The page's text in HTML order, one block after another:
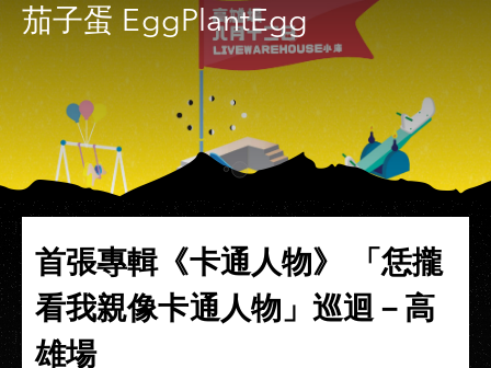
茄子蛋 EggPlantEgg
首張專輯《卡通人物》 「恁攏
看我親像卡通人物」巡迴－高
雄場